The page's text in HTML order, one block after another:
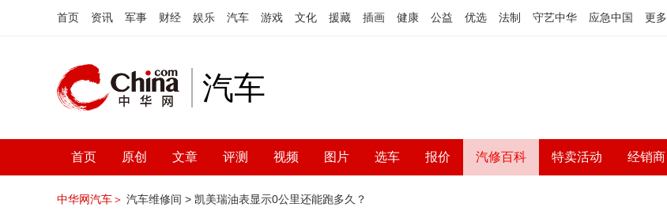
首页 资讯 军事 财经 娱乐 汽车 游戏 文化 援藏 插画 健康 公益 优选 法制 守艺中华 应急中国 更多
汽车
首页 原创 文章 评测 视频 图片 选车 报价 汽修百科 特卖活动 经销商
中华网汽车＞ 汽车维修间 > 凯美瑞油表显示0公里还能跑多久？